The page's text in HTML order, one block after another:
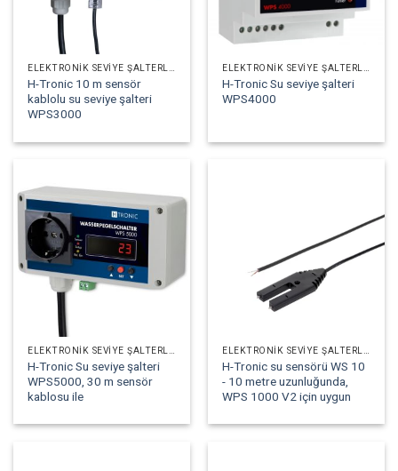
ELEKTRONIK SEVIYE ŞALTERLERI
H-Tronic 10 m sensör
kablolu su seviye şalteri
WPS3000
ELEKTRONIK SEVIYE ŞALTERLERI
H-Tronic Su seviye şalteri
WPS4000
H-Tronic Su seviye şalteri
WPS5000, 30 m sensör
kablosu ile
H-Tronic su sensörü WS 10
- 10 metre uzunluğunda,
WPS 1000 V2 için uygun